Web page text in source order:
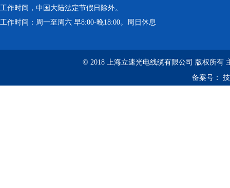
工作时间，中国大陆法定节假日除外。
工作时间：周一至周六 早8:00-晚18:00。周日休息
© 2018 上海立速光电线缆有限公司 版权所有
备案号：